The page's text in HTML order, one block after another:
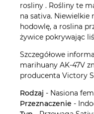
rosliny . Rośliny te
na sativa. Niewielkie
hodowlę, a roslina
żywice pokrywając
Szczegółowe
marihuany AK-47V
producenta Victory
Rodzaj - Nasiona
Przeznaczenie -